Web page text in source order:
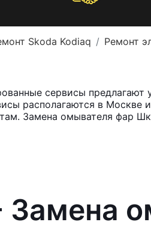
Skoda Kodiaq Ремонт
сервисы предлагают
располагаются в
Замена омывателя фар
Замена